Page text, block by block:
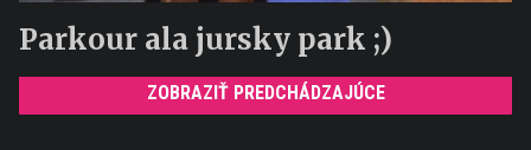
Parkour ala jursky park ;)
ZOBRAZIŤ PREDCHÁDZAJÚCE